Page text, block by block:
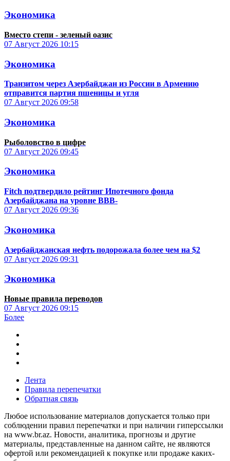
Экономика
Вместо степи - зеленый оазис
07 Август 2026 10:15
Экономика
Транзитом через Азербайджан из России в Армению
отправится партия пшеницы и угля
07 Август 2026 09:58
Экономика
Рыболовство в цифре
07 Август 2026 09:45
Экономика
Fitch подтвердило рейтинг Ипотечного фонда
Азербайджана на уровне BBB-
07 Август 2026 09:36
Экономика
Азербайджанская нефть подорожала более чем на $2
07 Август 2026 09:31
Экономика
Новые правила переводов
07 Август 2026 09:15
Более
Лента
Правила перепечатки
Обратная связь
Любое использование материалов допускается только при
соблюдении правил перепечатки и при наличии гиперссылки
на www.br.az. Новости, аналитика, прогнозы и другие
материалы, представленные на данном сайте, не являются
офертой или рекомендацией к покупке или продаже каких-